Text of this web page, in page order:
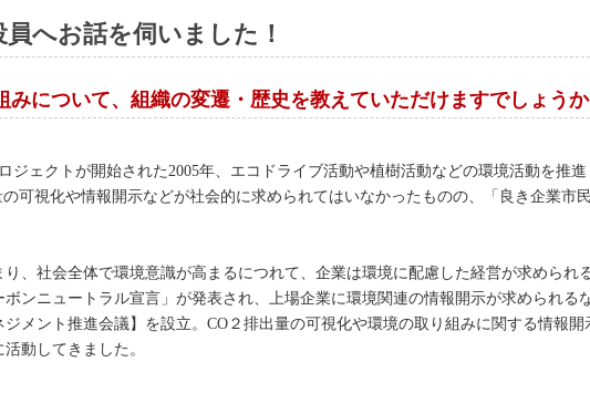
員へお話を伺いました！
について、組織の変遷・歴史を教えていただけますでしょうか
ェクトが開始された2005年、エコドライブ活動や植樹活動などの環境活動を推
可視化や情報開示などが社会的に求められてはいなかったものの、「良き企業市
、社会全体で環境意識が高まるにつれて、企業は環境に配慮した経営が求められ
ンニュートラル宣言」が発表され、上場企業に環境関連の情報開示が求められる
メント推進会議】を設立。CO２排出量の可視化や環境の取り組みに関する情報開
動してきました。